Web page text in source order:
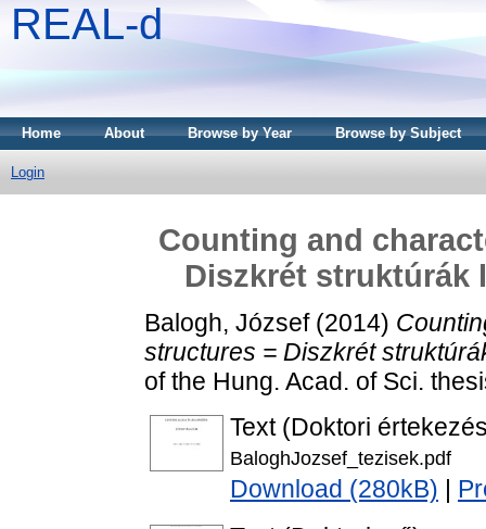
REAL-d
Home About Browse by Year Browse by Subject
Login
Counting and
Diszkrét struktúrák
Balogh, József(2014)
structures = Diszkrét
of the Hung. Acad. of Sci.
Text (Doktori
BaloghJozsef_tezisek.pdf
Download (280kB)